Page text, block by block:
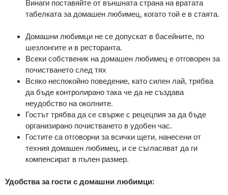
Винаги поставяйте от външната страна на вратата
табелката за домашен любимец, когато той е в стаята.
Домашни любимци не се допускат в басейните, по
шезлонгите и в ресторанта.
Всеки собственик на домашен любимец е отговорен за
почистването след тях
Всяко неспокойно поведение, като силен лай, трябва
да бъде контролирано така че да не създава
неудобство на околните.
Гостът трябва да се свърже с рецецпия за да бъде
организирано почистването в удобен час.
Гостите са отговорни за всички щети, нанесени от
техния домашен любимец, и се съгласяват да ги
компенсират в пълен размер.
Удобства за гости с домашни любимци: